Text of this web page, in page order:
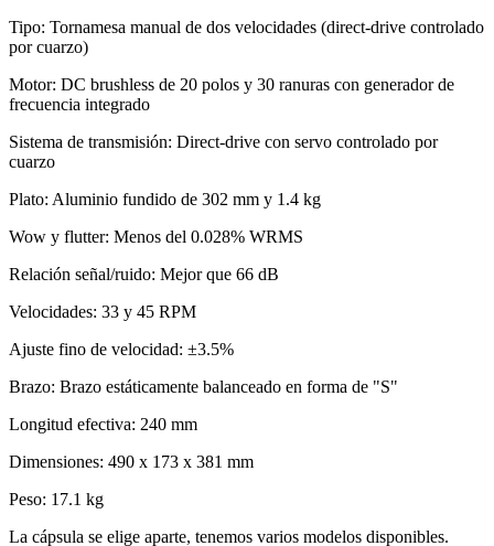
Tipo: Tornamesa manual de dos velocidades (direct-drive controlado
por cuarzo)
Motor: DC brushless de 20 polos y 30 ranuras con generador de
frecuencia integrado
Sistema de transmisión: Direct-drive con servo controlado por
cuarzo
Plato: Aluminio fundido de 302 mm y 1.4 kg
Wow y flutter: Menos del 0.028% WRMS
Relación señal/ruido: Mejor que 66 dB
Velocidades: 33 y 45 RPM
Ajuste fino de velocidad: ±3.5%
Brazo: Brazo estáticamente balanceado en forma de "S"
Longitud efectiva: 240 mm
Dimensiones: 490 x 173 x 381 mm
Peso: 17.1 kg
La cápsula se elige aparte, tenemos varios modelos disponibles.